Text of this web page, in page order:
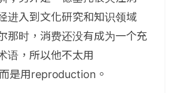
进入到文化研究和知识领域
那时，消费还没有成为一个充
语，所以他不太用
是用reproduction。